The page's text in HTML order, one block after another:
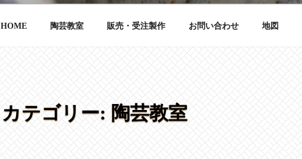
HOME 陶芸教室 販売・受注製作 お問い合わせ 地図
カテゴリー:陶芸教室